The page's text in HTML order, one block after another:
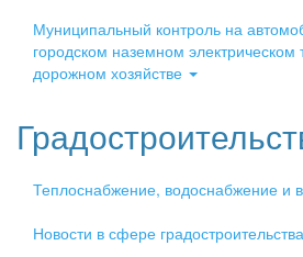
Муниципальный контроль на
городском наземном электрическом
дорожном хозяйстве
Теплоснабжение, водоснабжение и
Новости в сфере градостроительства